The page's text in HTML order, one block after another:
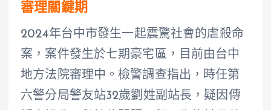
審理關鍵期
2024年台中市發生一起震驚社會的虐殺命
案，案件發生於七期豪宅區，目前由台中
地方法院審理中。檢警調查指出，時任第
六警分局警友站32歲劉姓副站長，疑因傳